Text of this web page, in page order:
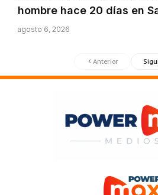
hombre hace 20 días en
agosto 6, 2026
Anterior